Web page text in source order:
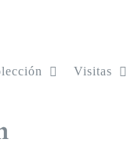
Visitas